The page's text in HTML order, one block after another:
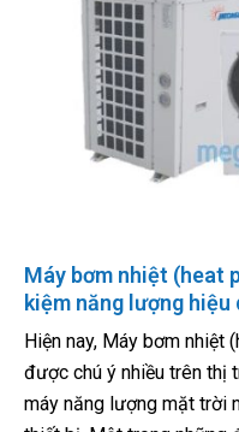
Máy bơm nhiệt (heat
kiệm năng lượng hiệu
Hiện nay, Máy bơm nhiệt
được chú ý nhiều trên thị
máy năng lượng mặt trời